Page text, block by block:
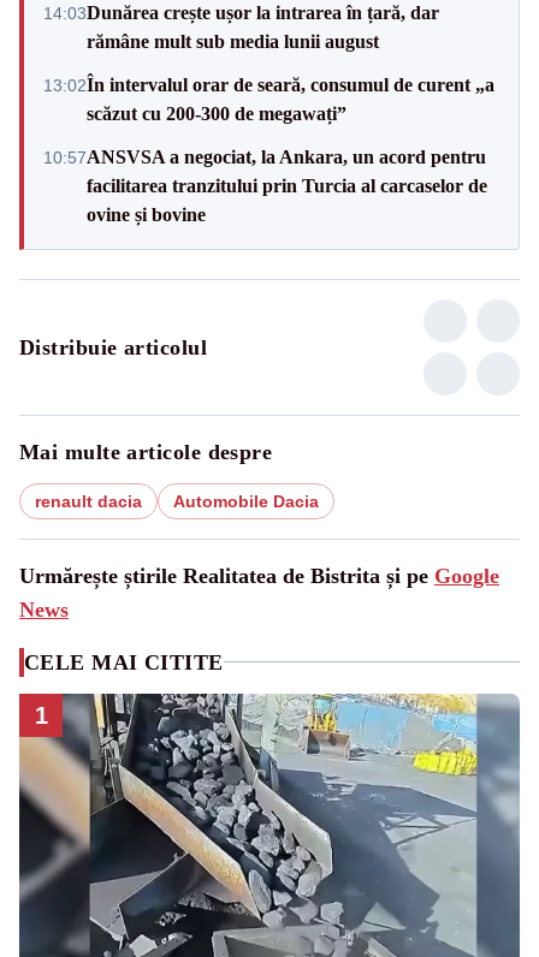
14:03Dunărea crește ușor la intrarea în țară, dar
rămâne mult sub media lunii august
13:02În intervalul orar de seară, consumul de curent „a
scăzut cu 200-300 de megawați”
10:57ANSVSA a negociat, la Ankara, un acord pentru
facilitarea tranzitului prin Turcia al carcaselor de
ovine și bovine
Distribuie articolul
Mai multe articole despre
renault dacia Automobile Dacia
Urmărește știrile Realitatea de Bistrita și pe Google
News
CELE MAI CITITE
1